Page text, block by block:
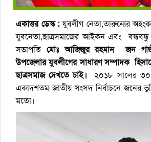
একাত্তর ডেস্ক : যুবলীগ নেতা,তারুন্যের
যুবনেতা,ছাত্রসমাজের আইকন এবং বন্ধবন্ধু
সভাপতি মোঃ আজিজুর রহমান জন
উপজেলার যুবলীগের সাধারণ সম্পাদক
ছাত্রসমাজ দেখতে চাই।
২০১৮ সালের ৩০
একাদশতম জাতীয় সংসদ নির্বাচনে জনের
মতো।